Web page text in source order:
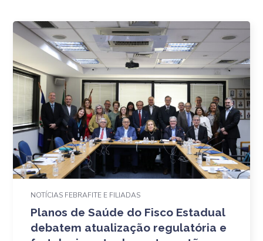
NOTÍCIAS FEBRAFITE E FILIADAS
Planos de Saúde do Fisco Estadual
debatem atualização regulatória e